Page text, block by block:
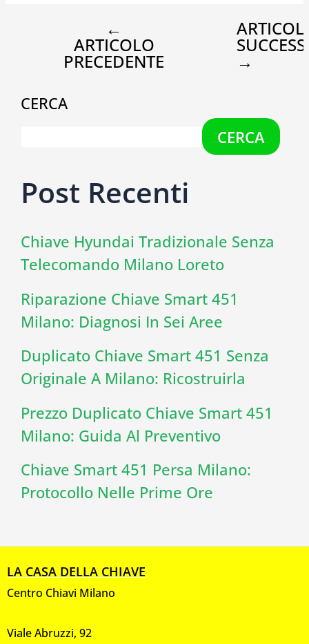
←
ARTICOLO
PRECEDENTE →
CERCA
CERCA
Post Recenti
Chiave Hyundai Tradizionale Senza
Telecomando Milano Loreto
Riparazione Chiave Smart 451
Milano: Diagnosi In Sei Aree
Duplicato Chiave Smart 451 Senza
Originale A Milano: Ricostruirla
Prezzo Duplicato Chiave Smart 451
Milano: Guida Al Preventivo
Chiave Smart 451 Persa Milano:
Protocollo Nelle Prime Ore
LA CASA DELLA CHIAVE
Centro Chiavi Milano
Viale Abruzzi, 92